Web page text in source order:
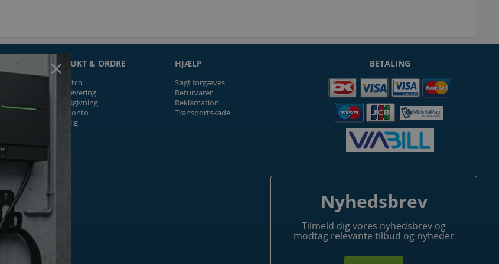
PRODUKT & ORDRE
Prismatch
Fragt/levering
Tilbudsgivning
Firmakonto
Offentlig
HJÆLP
Søgt forgæves
Returvarer
Reklamation
Transportskade
BETALING
Nyhedsbrev
Tilmeld dig vores nyhedsbrev og
modtag relevante tilbud og nyheder